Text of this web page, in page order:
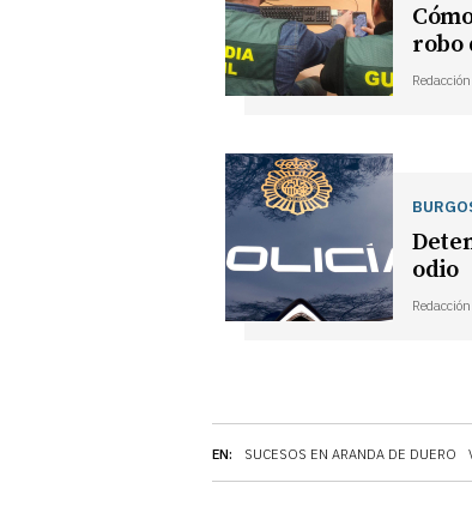
EN: SUCESOS EN ARANDA DE DUERO
robo
Redacción
odio
Redacción